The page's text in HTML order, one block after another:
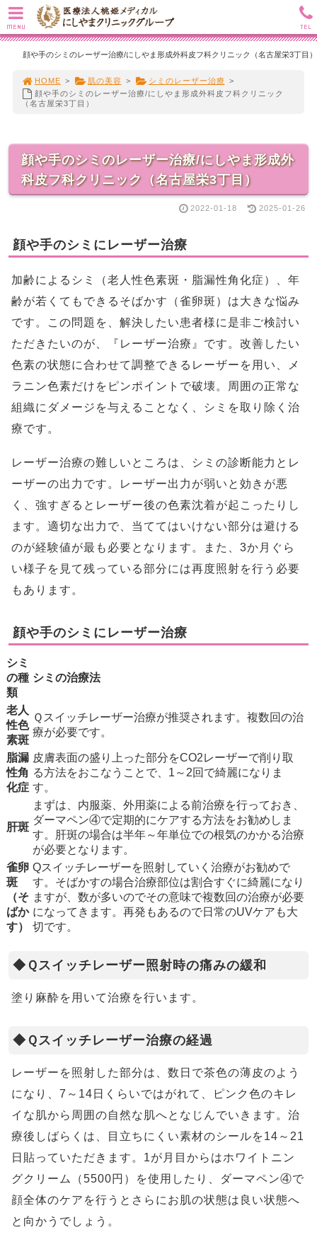
顔や手のシミのレーザー治療/にしやま形成外科皮フ科クリニック（名古屋栄3丁目）
HOME > 肌の美容 > シミのレーザー治療 >
顔や手のシミのレーザー治療/にしやま形成外科皮フ科クリニック
（名古屋栄3丁目）
顔や手のシミのレーザー治療/にしやま形成外
科皮フ科クリニック（名古屋栄3丁目）
2022-01-18 2025-01-26
顔や手のシミにレーザー治療
加齢によるシミ（老人性色素斑・脂漏性角化症）、年
齢が若くてもできるそばかす（雀卵斑）は大きな悩み
です。この問題を、解決したい患者様に是非ご検討い
ただきたいのが、『レーザー治療』です。改善したい
色素の状態に合わせて調整できるレーザーを用い、メ
ラニン色素だけをピンポイントで破壊。周囲の正常な
組織にダメージを与えることなく、シミを取り除く治
療です。
レーザー治療の難しいところは、シミの診断能力とレ
ーザーの出力です。レーザー出力が弱いと効きが悪
く、強すぎるとレーザー後の色素沈着が起こったりし
ます。適切な出力で、当ててはいけない部分は避ける
のが経験値が最も必要となります。また、3か月ぐら
い様子を見て残っている部分には再度照射を行う必要
もあります。
顔や手のシミにレーザー治療
シミ
の種
類
シミの治療法
老人
性色
素斑
Ｑスイッチレーザー治療が推奨されます。複数回の治
療が必要です。
脂漏
性角
化症
皮膚表面の盛り上った部分をCO2レーザーで削り取
る方法をおこなうことで、1～2回で綺麗になりま
す。
肝斑
まずは、内服薬、外用薬による前治療を行っておき、
ダーマペン④で定期的にケアする方法をお勧めしま
す。肝斑の場合は半年～年単位での根気のかかる治療
が必要となります。
雀卵
斑
（そ
ばか
す）
Qスイッチレーザーを照射していく治療がお勧めで
す。そばかすの場合治療部位は割合すぐに綺麗になり
ますが、数が多いのでその意味で複数回の治療が必要
になってきます。再発もあるので日常のUVケアも大
切です。
◆Ｑスイッチレーザー照射時の痛みの緩和
塗り麻酔を用いて治療を行います。
◆Ｑスイッチレーザー治療の経過
レーザーを照射した部分は、数日で茶色の薄皮のよう
になり、7～14日くらいではがれて、ピンク色のキレ
イな肌から周囲の自然な肌へとなじんでいきます。治
療後しばらくは、目立ちにくい素材のシールを14～21
日貼っていただきます。1が月目からはホワイトニン
グクリーム（5500円）を使用したり、ダーマペン④で
顔全体のケアを行うとさらにお肌の状態は良い状態へ
と向かうでしょう。
MENU TEL